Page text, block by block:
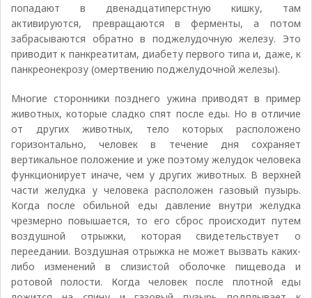
попадают в двенадцатиперстную кишку, там
активируются, превращаются в ферменты, а потом
забрасываются обратно в поджелудочную железу. Это
приводит к панкреатитам, диабету первого типа и, даже, к
панкреонекрозу (омертвению поджелудочной железы).
Многие сторонники позднего ужина приводят в пример
животных, которые сладко спят после еды. Но в отличие
от других животных, тело которых расположено
горизонтально, человек в течение дня сохраняет
вертикальное положение и уже поэтому желудок человека
функционирует иначе, чем у других животных. В верхней
части желудка у человека расположен газовый пузырь.
Когда после обильной еды давление внутри желудка
чрезмерно повышается, то его сброс происходит путем
воздушной отрыжки, которая свидетельствует о
переедании. Воздушная отрыжка не может вызвать каких-
либо изменений в слизистой оболочке пищевода и
ротовой полости. Когда человек после плотной еды